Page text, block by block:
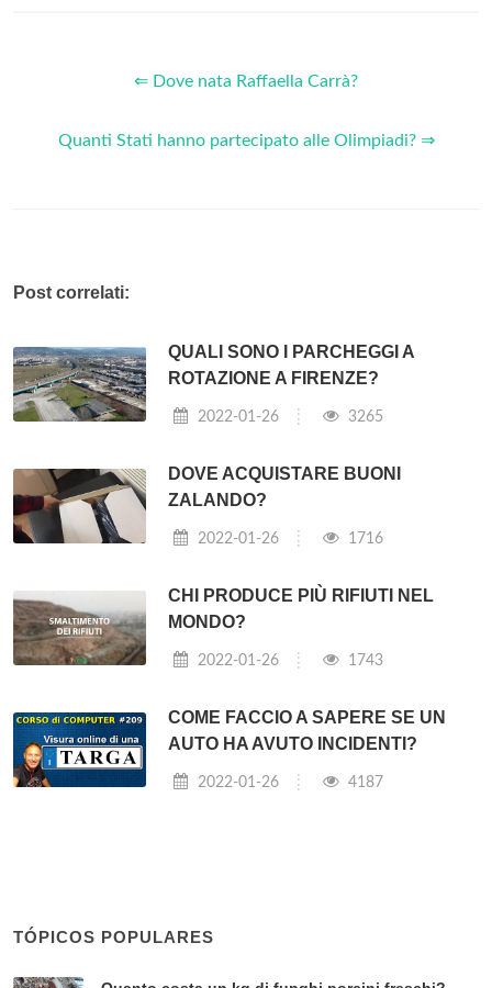
⇐ Dove nata Raffaella Carrà?
Quanti Stati hanno partecipato alle Olimpiadi? ⇒
Post correlati:
QUALI SONO I PARCHEGGI A
ROTAZIONE A FIRENZE?
2022-01-26 3265
DOVE ACQUISTARE BUONI
ZALANDO?
2022-01-26 1716
CHI PRODUCE PIÙ RIFIUTI NEL
MONDO?
2022-01-26 1743
COME FACCIO A SAPERE SE UN
AUTO HA AVUTO INCIDENTI?
2022-01-26 4187
TÓPICOS POPULARES